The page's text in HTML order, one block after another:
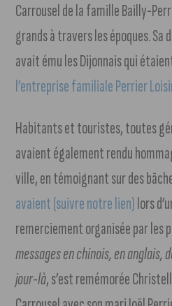
Carrousel de la famille Bailly-
grands à travers les époques.
avait ému les Dijonnais qui
l’entreprise familiale Perrier
Habitants et touristes, toutes
avaient également rendu
ville, en témoignant sur des
avaient (suivre notre lien)lors
remerciement organisée par les
messages en chinois, en
jour-là, s’est remémorée